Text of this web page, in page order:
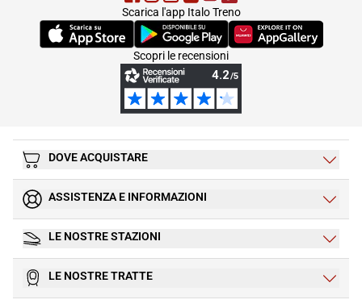
Scarica l'app Italo Treno
(Si apre in una nuova scheda)(Si apre in una nuova scheda)
(Si apre in una nuova
Scopri le recensioni
DOVE ACQUISTARE
ASSISTENZA E INFORMAZIONI
LE NOSTRE STAZIONI
LE NOSTRE TRATTE